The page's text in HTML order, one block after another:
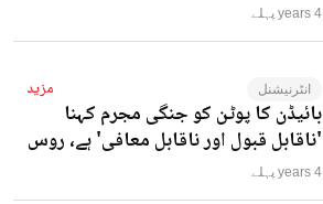
4 years پہلے
انٹرنیشنل مزید
بائیڈن کا پوٹن کو جنگی مجرم کہنا
'ناقابل قبول اور ناقابل معافی' ہے، روس
4 years پہلے